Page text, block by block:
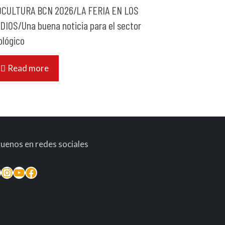
BCN 2026/LA FERIA EN LOS
Una buena noticia para el sector
Read more
en redes sociales
Instagram
YouTube
Facebook